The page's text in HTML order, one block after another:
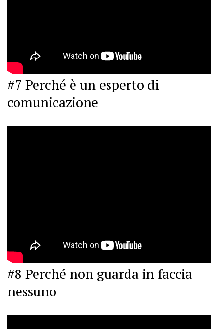
#7 Perché è un esperto di
comunicazione
#8 Perché non guarda in faccia
nessuno